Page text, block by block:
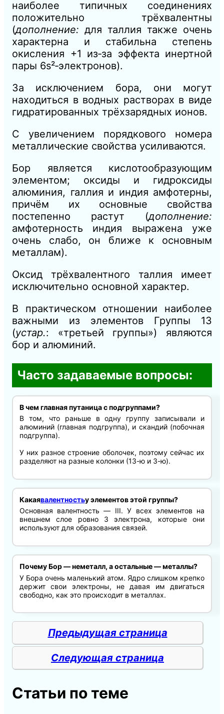
наиболее типичных соединениях
положительно трёхвалентны
(дополнение: для таллия также очень
характерна и стабильна степень
окисления +1 из‑за эффекта инертной
пары 6s²‑электронов).
За исключением бора, они могут
находиться в водных растворах в виде
гидратированных трёхзарядных ионов.
С увеличением порядкового номера
металлические свойства усиливаются.
Бор является кислотообразующим
элементом; оксиды и гидроксиды
алюминия, галлия и индия амфотерны,
причём их основные свойства
постепенно растут (дополнение:
амфотерность индия выражена уже
очень слабо, он ближе к основным
металлам).
Оксид трёхвалентного таллия имеет
исключительно основной характер.
В практическом отношении наиболее
важными из элементов Группы 13
(устар.: «третьей группы») являются
бор и алюминий.
Часто задаваемые вопросы:
В чем главная путаница с подгруппами?
В том, что раньше в одну группу записывали и
алюминий (главная подгруппа), и скандий (побочная
подгруппа).
У них разное строение оболочек, поэтому сейчас их
разделяют на разные колонки (13-ю и 3-ю).
Какаявалентностьу элементов этой группы?
Основная валентность — III. У всех элементов на
внешнем слое ровно 3 электрона, которые они
используют для образования связей.
Почему Бор — неметалл, а остальные — металлы?
У Бора очень маленький атом. Ядро слишком крепко
держит свои электроны, не давая им двигаться
свободно, как это происходит в металлах.
Предыдущая страница
Следующая страница
Статьи по теме